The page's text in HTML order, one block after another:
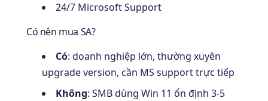
24/7 Microsoft Support
Có nên mua SA?
Có: doanh nghiệp lớn, thường xuyên
upgrade version, cần MS support trực tiếp
Không: SMB dùng Win 11 ổn định 3-5